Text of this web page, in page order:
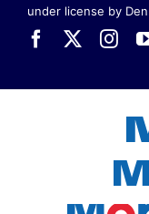
under license by